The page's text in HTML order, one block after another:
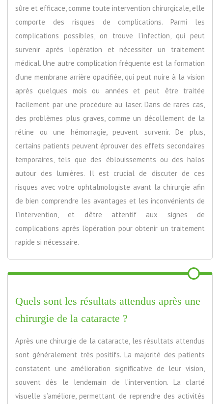
sûre et efficace, comme toute intervention chirurgicale, elle
comporte des risques de complications. Parmi les
complications possibles, on trouve l’infection, qui peut
survenir après l’opération et nécessiter un traitement
médical. Une autre complication fréquente est la formation
d’une membrane arrière opacifiée, qui peut nuire à la vision
après quelques mois ou années et peut être traitée
facilement par une procédure au laser. Dans de rares cas,
des problèmes plus graves, comme un décollement de la
rétine ou une hémorragie, peuvent survenir. De plus,
certains patients peuvent éprouver des effets secondaires
temporaires, tels que des éblouissements ou des halos
autour des lumières. Il est crucial de discuter de ces
risques avec votre ophtalmologiste avant la chirurgie afin
de bien comprendre les avantages et les inconvénients de
l’intervention, et d’être attentif aux signes de
complications après l’opération pour obtenir un traitement
rapide si nécessaire.
Quels sont les résultats attendus après une
chirurgie de la cataracte ?
Après une chirurgie de la cataracte, les résultats attendus
sont généralement très positifs. La majorité des patients
constatent une amélioration significative de leur vision,
souvent dès le lendemain de l’intervention. La clarté
visuelle s’améliore, permettant de reprendre des activités